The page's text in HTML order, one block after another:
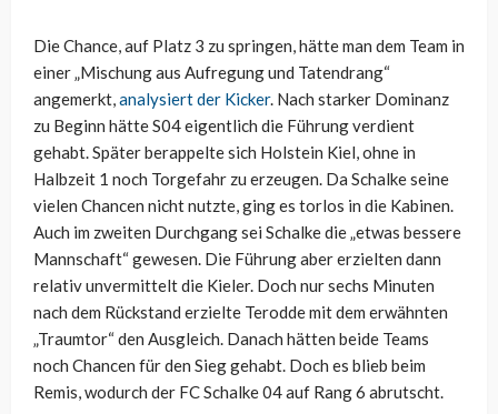
Die Chance, auf Platz 3 zu springen, hätte man dem Team in
einer „Mischung aus Aufregung und Tatendrang“
angemerkt,analysiert der Kicker. Nach starker Dominanz
zu Beginn hätte S04 eigentlich die Führung verdient
gehabt. Später berappelte sich Holstein Kiel, ohne in
Halbzeit 1 noch Torgefahr zu erzeugen. Da Schalke seine
vielen Chancen nicht nutzte, ging es torlos in die Kabinen.
Auch im zweiten Durchgang sei Schalke die „etwas bessere
Mannschaft“ gewesen. Die Führung aber erzielten dann
relativ unvermittelt die Kieler. Doch nur sechs Minuten
nach dem Rückstand erzielte Terodde mit dem erwähnten
„Traumtor“ den Ausgleich. Danach hätten beide Teams
noch Chancen für den Sieg gehabt. Doch es blieb beim
Remis, wodurch der FC Schalke 04 auf Rang 6 abrutscht.